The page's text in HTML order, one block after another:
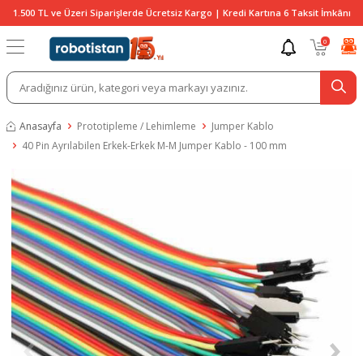
1.500 TL ve Üzeri Siparişlerde Ücretsiz Kargo | Kredi Kartına 6 Taksit İmkânı
0
Anasayfa Prototipleme / Lehimleme
Jumper Kablo
40 Pin Ayrılabilen Erkek-Erkek M-M Jumper Kablo - 100 mm